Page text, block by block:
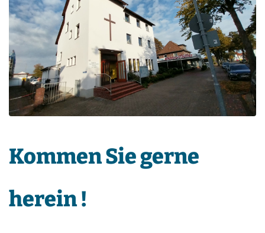
Kommen Sie gerne
herein !